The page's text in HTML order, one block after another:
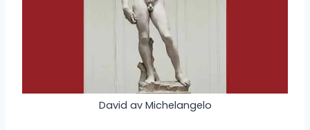
David av Michelangelo